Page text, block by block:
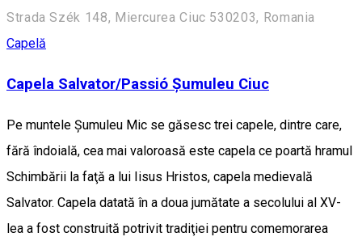
Strada Szék 148, Miercurea Ciuc 530203, Romania
Capelă
Capela Salvator/Passió Șumuleu Ciuc
Pe muntele Șumuleu Mic se găsesc trei capele, dintre care,
fără îndoială, cea mai valoroasă este capela ce poartă hramul
Schimbării la faţă a lui Iisus Hristos, capela medievală
Salvator. Capela datată în a doua jumătate a secolului al XV-
lea a fost construită potrivit tradiţiei pentru comemorarea